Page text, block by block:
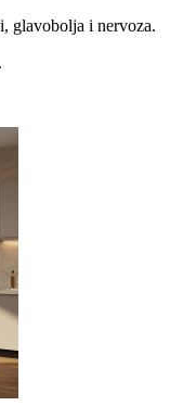
glavobolja i nervoza.